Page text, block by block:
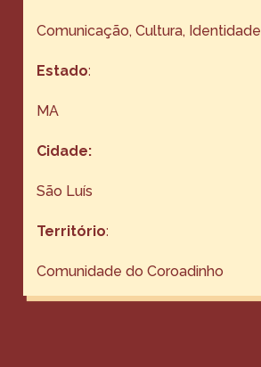
Comunicação, Cultura, Identidade
Estado:
MA
Cidade:
São Luís
Território:
Comunidade do Coroadinho